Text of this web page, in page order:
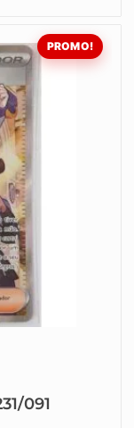
PROMO!
091